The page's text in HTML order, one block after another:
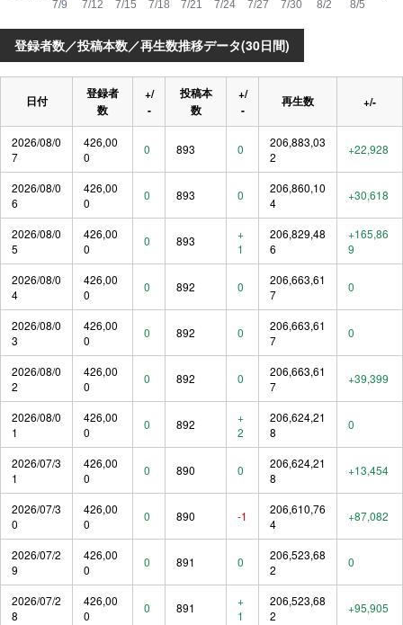
登録者数／投稿本数／再生数推移データ(30日間)
日付
登録者
数
+/
-
投稿本
数
+/
-
再生数 +/-
2026/08/0
7
426,00
0
0 893 0
206,883,03
2
+22,928
2026/08/0
6
426,00
0
0 893 0
206,860,10
4
+30,618
2026/08/0
5
426,00
0
0 893
+
1
206,829,48
6
+165,86
9
2026/08/0
4
426,00
0
0 892 0
206,663,61
7
0
2026/08/0
3
426,00
0
0 892 0
206,663,61
7
0
2026/08/0
2
426,00
0
0 892 0
206,663,61
7
+39,399
2026/08/0
1
426,00
0
0 892
+
2
206,624,21
8
0
2026/07/3
1
426,00
0
0 890 0
206,624,21
8
+13,454
2026/07/3
0
426,00
0
0 890 -1
206,610,76
4
+87,082
2026/07/2
9
426,00
0
0 891 0
206,523,68
2
0
2026/07/2
8
426,00
0
0 891
+
1
206,523,68
2
+95,905